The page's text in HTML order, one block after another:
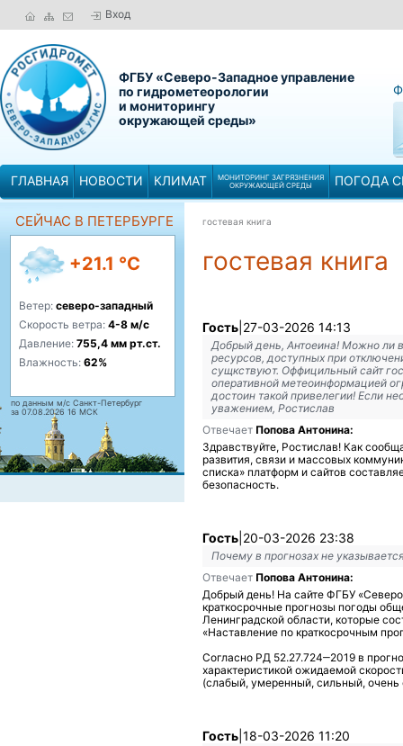
Вход
ФГБУ «Северо-Западное управление
по гидрометеорологии
и мониторингу
окружающей среды»
ГЛАВНАЯ НОВОСТИ КЛИМАТ
МОНИТОРИНГ ЗАГРЯЗНЕНИЯ
ОКРУЖАЮЩЕЙ СРЕДЫ
ПОГОДА
СЕЙЧАС В ПЕТЕРБУРГЕ
+21.1 °C
Ветер: северо-западный
Скорость ветра: 4-8 м/с
Давление: 755,4 мм рт.ст.
Влажность: 62%
по данным м/с Санкт-Петербург
за 07.08.2026 16 МСК
гостевая книга
гостевая книга
Гость 27-03-2026 14:13
Добрый день, Антоеина! Можно ли
ресурсов, доступных при
сущкствуют. Оффицильный сайт
оперативной метеоинформацией
достоин такой привелегии! Если
уважением, Ростислав
Отвечает Попова Антонина:
Здравствуйте, Ростислав! Как
развития, связи и массовых
списка» платформ и сайтов
безопасность.
Гость 20-03-2026 23:38
Почему в прогнозах не
Отвечает Попова Антонина:
Добрый день! На сайте ФГБУ
краткосрочные прогнозы погоды
Ленинградской области, которые
«Наставление по краткосрочным
Согласно РД 52.27.724‒2019 в
характеристикой ожидаемой
(слабый, умеренный, сильный,
Гость 18-03-2026 11:20